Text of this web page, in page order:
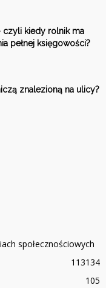
czyli kiedy rolnik ma
pełnej księgowości?
znalezioną na ulicy?
społecznościowych
134
113
105